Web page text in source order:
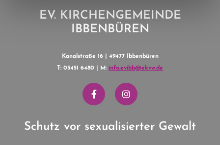
EV. KIRCHENGEMEINDE
IBBENBÜREN
Kanalstraße 16 | 49477 Ibbenbüren
T: 05451 6480 | M: info.evibb@ekvw.de
Schutz vor sexualisierter Gewalt